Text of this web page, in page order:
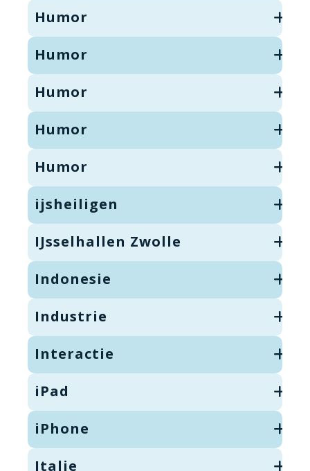
Humor
Humor
Humor
Humor
Humor
ijsheiligen
IJsselhallen Zwolle
Indonesie
Industrie
Interactie
iPad
iPhone
Italie